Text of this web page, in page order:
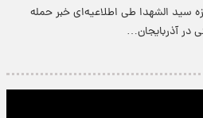
سید الشهدا طی اطلاعیه‌ای خبر حمله
در آذربایجان…